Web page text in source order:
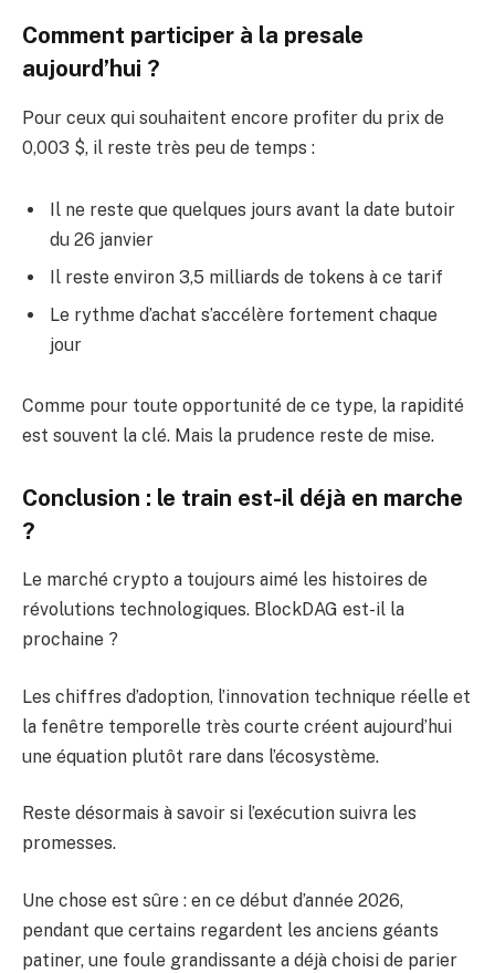
Comment participer à la presale
aujourd’hui ?
Pour ceux qui souhaitent encore profiter du prix de
0,003 $, il reste très peu de temps :
Il ne reste que quelques jours avant la date butoir
du 26 janvier
Il reste environ 3,5 milliards de tokens à ce tarif
Le rythme d’achat s’accélère fortement chaque
jour
Comme pour toute opportunité de ce type, la rapidité
est souvent la clé. Mais la prudence reste de mise.
Conclusion : le train est-il déjà en marche
?
Le marché crypto a toujours aimé les histoires de
révolutions technologiques. BlockDAG est-il la
prochaine ?
Les chiffres d’adoption, l’innovation technique réelle et
la fenêtre temporelle très courte créent aujourd’hui
une équation plutôt rare dans l’écosystème.
Reste désormais à savoir si l’exécution suivra les
promesses.
Une chose est sûre : en ce début d’année 2026,
pendant que certains regardent les anciens géants
patiner, une foule grandissante a déjà choisi de parier